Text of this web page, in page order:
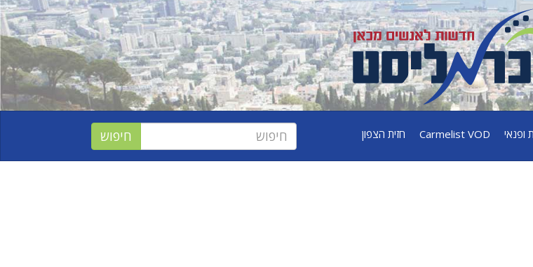
ופנאי Carmelist VOD חזית הצפון